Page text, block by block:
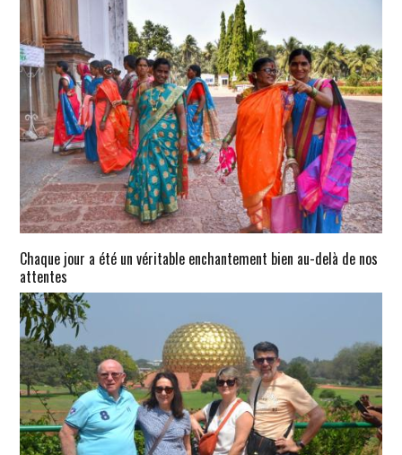
Chaque jour a été un véritable enchantement bien au-delà de nos
attentes